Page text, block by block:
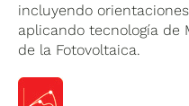
incluyendo
aplicando tecnología de
de la Fotovoltaica.